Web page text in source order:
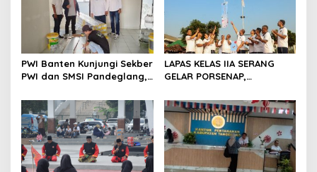
s
PWI Banten Kunjungi Sekber
PWI dan SMSI Pandeglang,
Konferensi Organisasi
LAPAS KELAS IIA SERANG
GELAR PORSENAP,
DAN KEBERSAMAAN